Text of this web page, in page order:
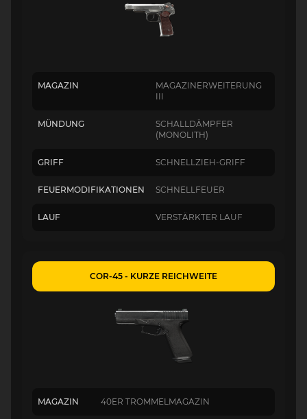
MAGAZIN
MAGAZINERWEITERUNG
III
MÜNDUNG
SCHALLDÄMPFER
(MONOLITH)
GRIFF SCHNELLZIEH-GRIFF
FEUERMODIFIKATIONEN SCHNELLFEUER
LAUF VERSTÄRKTER LAUF
COR-45 - KURZE REICHWEITE
MAGAZIN 40ER TROMMELMAGAZIN